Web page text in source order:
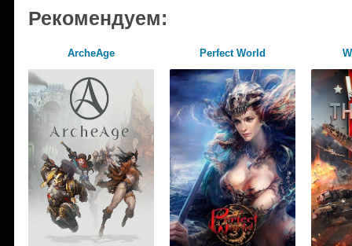
Рекомендуем:
ArcheAge Perfect World